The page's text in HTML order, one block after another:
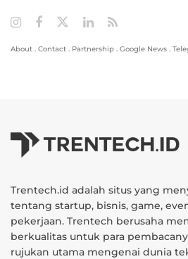
About . Contact . Partnership . Google News .
Trentech.id adalah situs yang
tentang startup, bisnis, game,
pekerjaan. Trentech berusaha
berkualitas untuk para
rujukan utama mengenai dunia